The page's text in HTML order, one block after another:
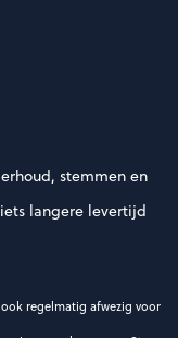
stemmen en
langere levertijd
regelmatig afwezig voor